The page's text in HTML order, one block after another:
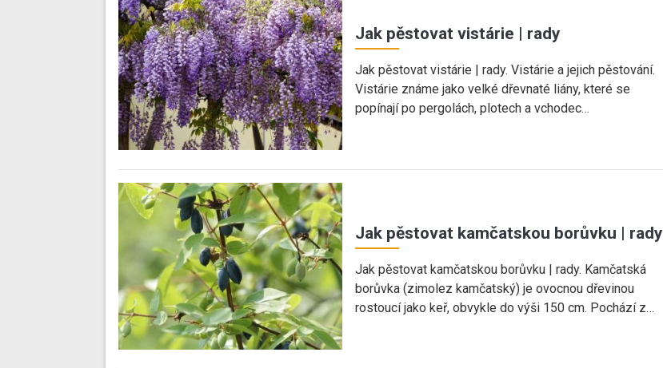
Jak pěstovat vistárie | rady
Jak pěstovat vistárie | rady. Vistárie a jejich pěstování.
Vistárie známe jako velké dřevnaté liány, které se
popínají po pergolách, plotech a vchodec…
Jak pěstovat kamčatskou borůvku | rady
Jak pěstovat kamčatskou borůvku | rady. Kamčatská
borůvka (zimolez kamčatský) je ovocnou dřevinou
rostoucí jako keř, obvykle do výši 150 cm. Pochází z…